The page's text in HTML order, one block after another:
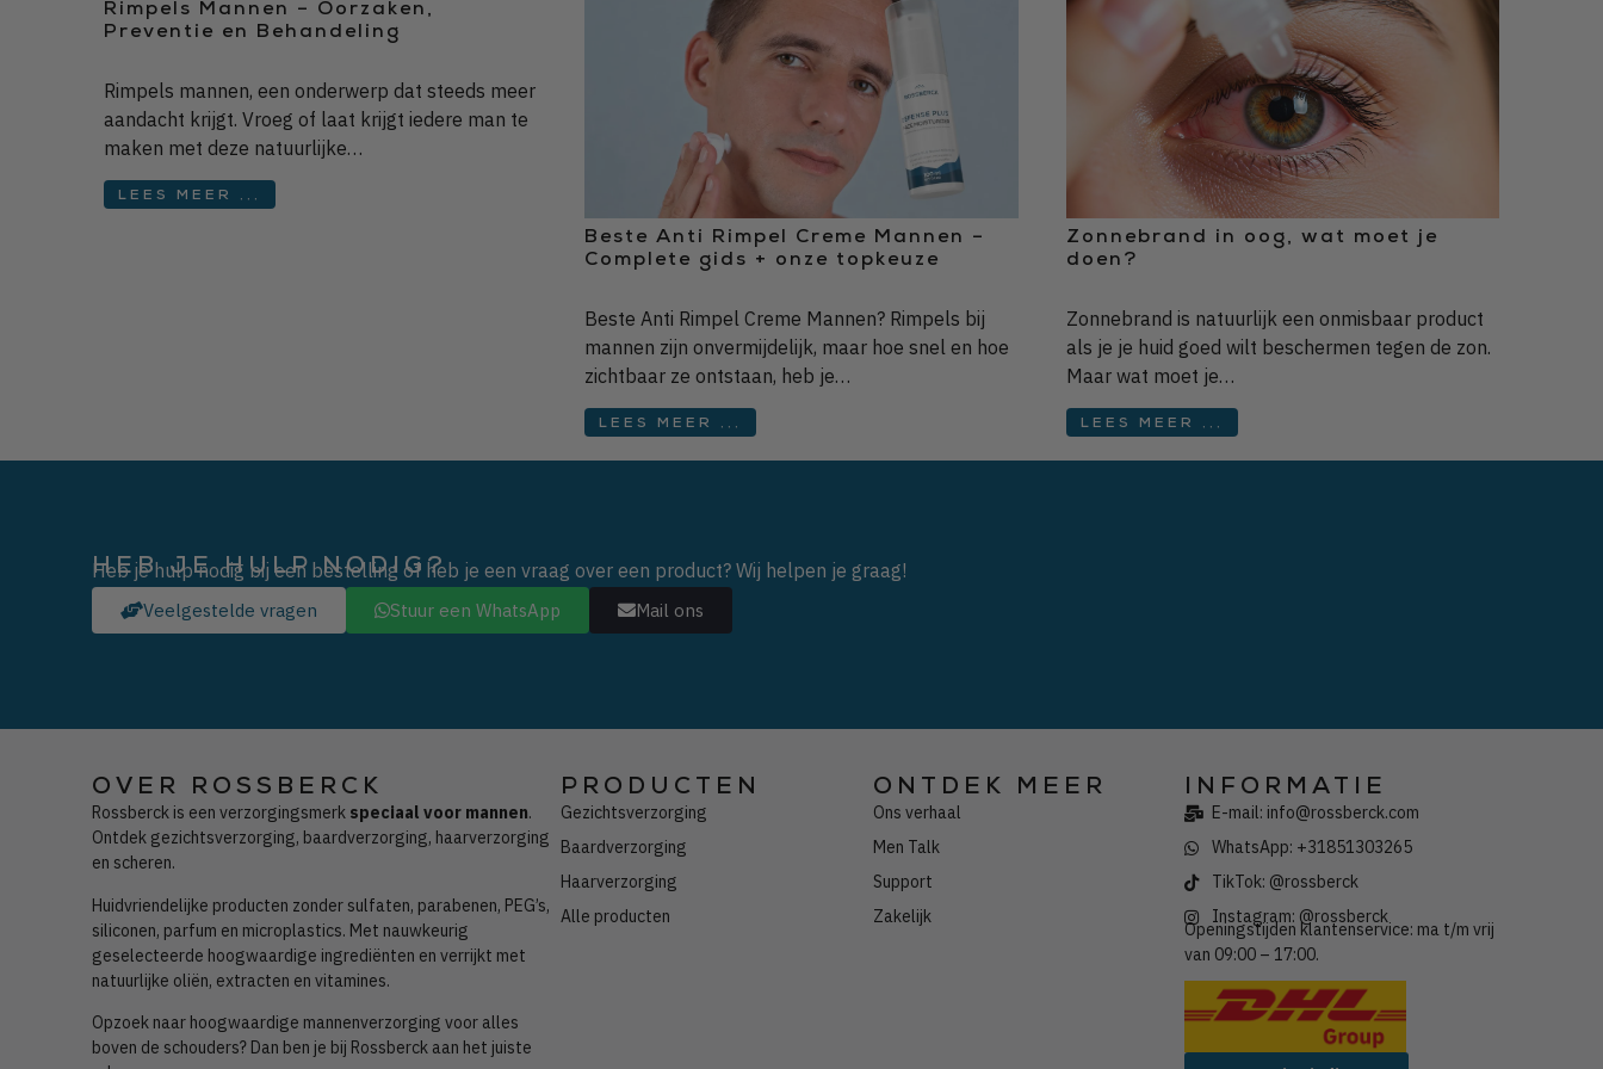
Rimpels Mannen – Oorzaken,
Preventie en Behandeling
Rimpels mannen, een onderwerp dat steeds meer
aandacht krijgt. Vroeg of laat krijgt iedere man te
maken met deze natuurlijke…
LEES MEER ...
Beste Anti Rimpel Creme Mannen –
Complete gids + onze topkeuze
Beste Anti Rimpel Creme Mannen? Rimpels bij
mannen zijn onvermijdelijk, maar hoe snel en hoe
zichtbaar ze ontstaan, heb je…
LEES MEER ...
Zonnebrand in oog, wat moet je
doen?
Zonnebrand is natuurlijk een onmisbaar product
als je je huid goed wilt beschermen tegen de zon.
Maar wat moet je…
LEES MEER ...
HEB JE HULP NODIG?
Heb je hulp nodig bij een bestelling of heb je een vraag over een product? Wij helpen je graag!
Veelgestelde vragen Stuur een WhatsApp Mail ons
OVER ROSSBERCK
Rossberck is een verzorgingsmerk speciaal voor mannen.
Ontdek gezichtsverzorging, baardverzorging, haarverzorging
en scheren.
Huidvriendelijke producten zonder sulfaten, parabenen, PEG’s,
siliconen, parfum en microplastics. Met nauwkeurig
geselecteerde hoogwaardige ingrediënten en verrijkt met
natuurlijke oliën, extracten en vitamines.
Opzoek naar hoogwaardige mannenverzorging voor alles
boven de schouders? Dan ben je bij Rossberck aan het juiste
PRODUCTEN
Gezichtsverzorging
Baardverzorging
Haarverzorging
Alle producten
ONTDEK MEER
Ons verhaal
Men Talk
Support
Zakelijk
INFORMATIE
E-mail: info@rossberck.com
WhatsApp: +31851303265
TikTok: @rossberck
Instagram: @rossberck
Openingstijden klantenservice: ma t/m vrij
van 09:00 – 17:00.
Wij verzenden met: